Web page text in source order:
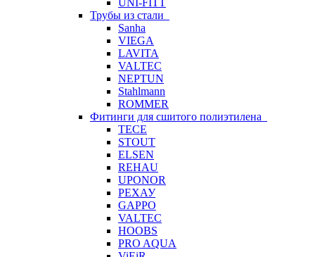
UNI-FITT
Трубы из стали
Sanha
VIEGA
LAVITA
VALTEC
NEPTUN
Stahlmann
ROMMER
Фитинги для сшитого полиэтилена
TECE
STOUT
ELSEN
REHAU
UPONOR
РЕХАУ
GAPPO
VALTEC
HOOBS
PRO AQUA